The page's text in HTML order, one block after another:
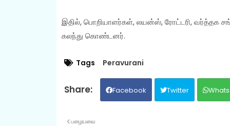
இதில், பொறியாளர்கள், லயன்ஸ், ரோட்டரி, வர்த்தக
கலந்து கொண்டனர்.
Tags Peravurani
Facebook Twitter
பழையவை